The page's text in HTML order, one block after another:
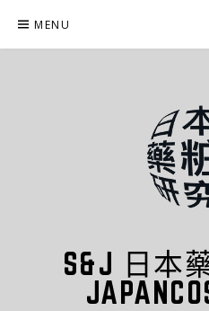
content
MENU
S&J 日本